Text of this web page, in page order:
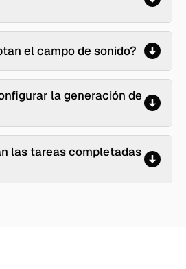
el campo de sonido?
la generación de
las tareas completadas